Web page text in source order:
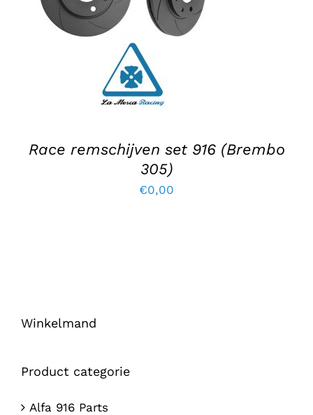
DETAILS
Race remschijven set 916 (Brembo
305)
€0,00
Winkelmand
Product categorie
Alfa 916 Parts